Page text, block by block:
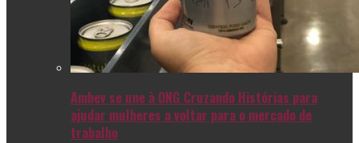
Ambev se une à ONG Cruzando Histórias para
ajudar mulheres a voltar para o mercado de
trabalho